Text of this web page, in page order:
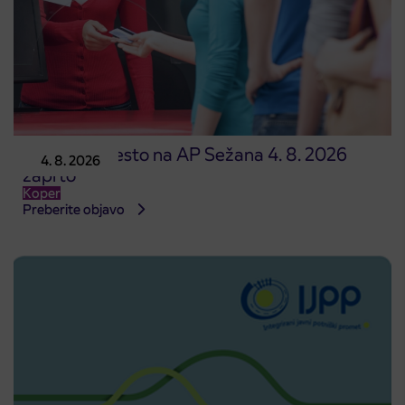
4. 8. 2026
Prodajno mesto na AP Sežana 4. 8. 2026
zaprto
Koper
Preberite objavo